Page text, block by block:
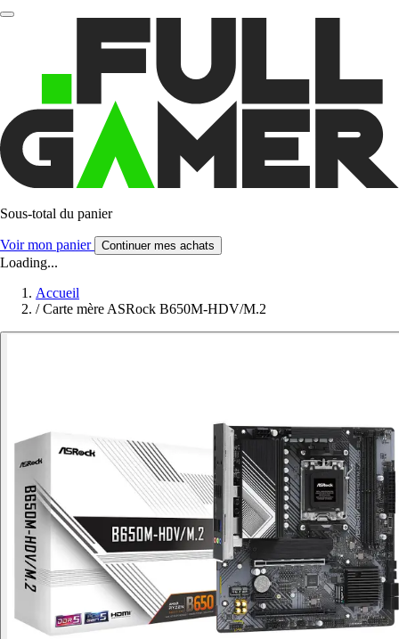
Sous-total du panier
Voir mon panier Continuer mes achats
Loading...
Accueil
/ Carte mère ASRock B650M-HDV/M.2